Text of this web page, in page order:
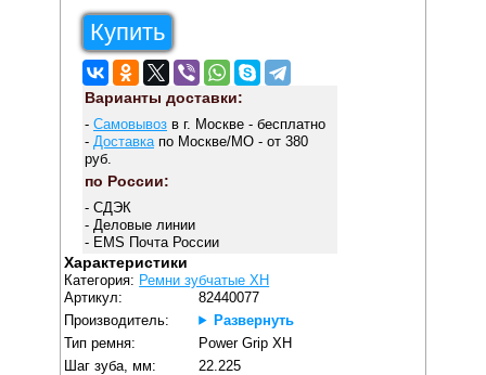
Купить
Варианты доставки:
- Самовывозв г. Москве - бесплатно
- Доставкапо Москве/МО - от 380
руб.
по России:
- СДЭК
- Деловые линии
- EMS Почта России
Характеристики
Категория: Ремни зубчатые XH
Артикул:
82440077
Производитель:
Развернуть
Тип ремня:
Power Grip XH
Шаг зуба, мм:
22.225